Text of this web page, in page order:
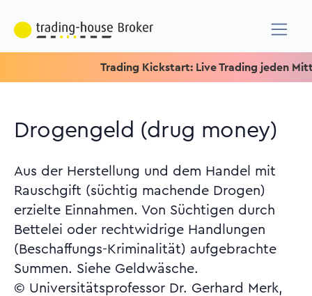
Trading Kickstart: Live Trading jeden
Drogengeld (drug money)
Aus der Herstellung und dem Handel mit
Rauschgift (süchtig machende Drogen)
erzielte Einnahmen. Von Süchtigen durch
Bettelei oder rechtwidrige Handlungen
(Beschaffungs-Kriminalität) aufgebrachte
Summen. Siehe Geldwäsche.
© Universitätsprofessor Dr. Gerhard Merk,